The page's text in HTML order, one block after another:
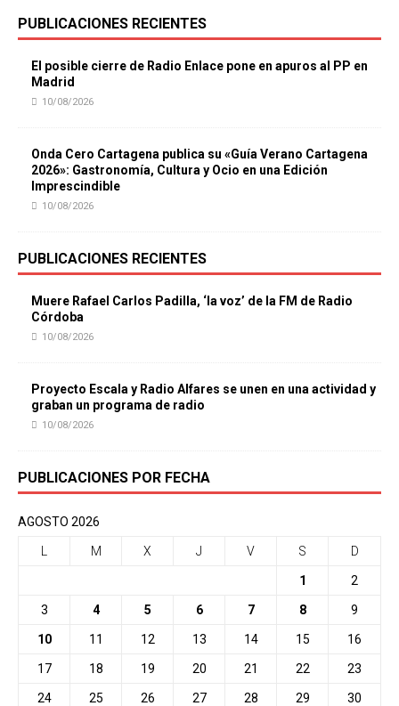
PUBLICACIONES RECIENTES
El posible cierre de Radio Enlace pone en apuros al PP en
Madrid
10/08/2026
Onda Cero Cartagena publica su «Guía Verano Cartagena
2026»: Gastronomía, Cultura y Ocio en una Edición
Imprescindible
10/08/2026
PUBLICACIONES RECIENTES
Muere Rafael Carlos Padilla, ‘la voz’ de la FM de Radio
Córdoba
10/08/2026
Proyecto Escala y Radio Alfares se unen en una actividad y
graban un programa de radio
10/08/2026
PUBLICACIONES POR FECHA
AGOSTO 2026
M X J V S D
1 2
3 4 5 6 7 8 9
10 11 12 13 14 15 16
17 18 19 20 21 22 23
24 25 26 27 28 29 30